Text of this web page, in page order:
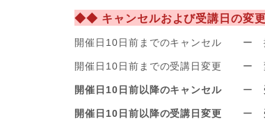
◆◆ キャンセルおよび受講日の変
開催日10日前までのキャンセル ー 振
開催日10日前までの受講日変更 ー
開催日10日前以降のキャンセル ー
開催日10日前以降の受講日変更 ー